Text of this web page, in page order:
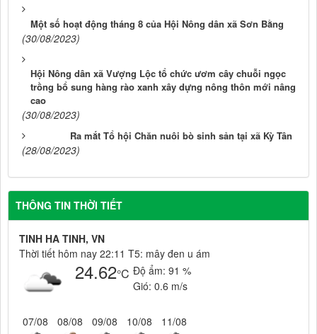
Một số hoạt động tháng 8 của Hội Nông dân xã Sơn Bằng
(30/08/2023)
Hội Nông dân xã Vượng Lộc tổ chức ươm cây chuỗi ngọc
trồng bổ sung hàng rào xanh xây dựng nông thôn mới nâng
cao
(30/08/2023)
Ra mắt Tổ hội Chăn nuôi bò sinh sản tại xã Kỳ Tân
(28/08/2023)
THÔNG TIN THỜI TIẾT
TINH HA TINH, VN
Thời tiết hôm nay 22:11 T5: mây đen u ám
24.62°C Độ ẩm: 91 %
Gió: 0.6 m/s
07/08 08/08 09/08 10/08 11/08